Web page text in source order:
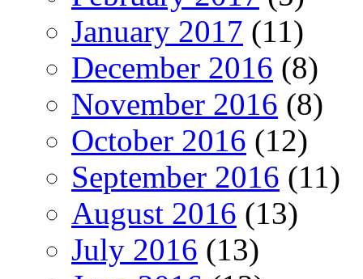
January 2017 (11)
December 2016 (8)
November 2016 (8)
October 2016 (12)
September 2016 (11)
August 2016 (13)
July 2016 (13)